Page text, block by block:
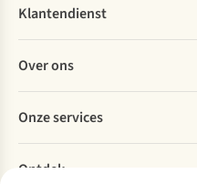
Klantendienst
Bestellen
Betalen
Levering
Retourneren
Bestelling herroepen
Over ons
Explore More
Verantwoord ondernemen
Over Ayacucho
Onze services
Ontdek